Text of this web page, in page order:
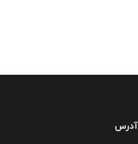
آدرس